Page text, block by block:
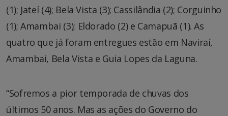
(1); Jateí (4); Bela Vista (3); Cassilândia (2); Corguinho
(1); Amambai (3); Eldorado (2) e Camapuã (1). As
quatro que já foram entregues estão em Naviraí,
Amambai, Bela Vista e Guia Lopes da Laguna.
“Sofremos a pior temporada de chuvas dos
últimos 50 anos. Mas as ações do Governo do